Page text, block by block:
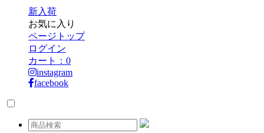
新入荷
お気に入り
ページトップ
ログイン
カート： 0
instagram
facebook